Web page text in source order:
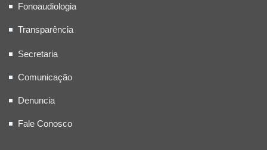
Fonoaudiologia
Transparência
Secretaria
Comunicação
Denuncia
Fale Conosco